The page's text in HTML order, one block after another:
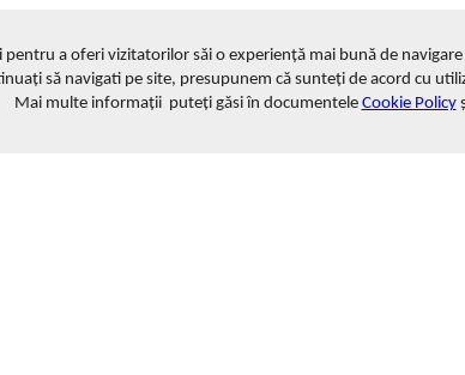
pentru a oferi vizitatorilor săi o experiență mai bună de
să navigati pe site, presupunem că sunteți de acord cu
Mai multe informații puteți găsi în documentele Cookie Policy